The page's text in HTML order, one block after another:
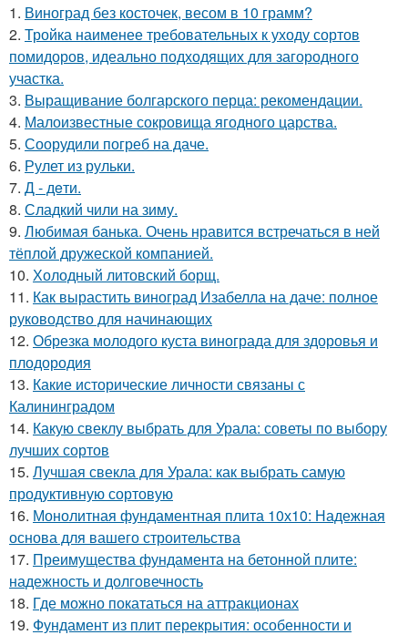
1. Виноград без косточек, весом в 10 грамм?
2. Тройка наименее требовательных к уходу сортов
помидоров, идеально подходящих для загородного
участка.
3. Выращивание болгарского перца: рекомендации.
4. Малоизвестные сокровища ягодного царства.
5. Соорудили погреб на даче.
6. Рулет из рульки.
7. Д - дeти.
8. Сладкий чили на зиму.
9. Любимая банька. Очень нравится встречаться в ней
тёплой дружеской компанией.
10. Холодный литовский борщ.
11. Как вырастить виноград Изабелла на даче: полное
руководство для начинающих
12. Обрезка молодого куста винограда для здоровья и
плодородия
13. Какие исторические личности связаны с
Калининградом
14. Какую свеклу выбрать для Урала: советы по выбору
лучших сортов
15. Лучшая свекла для Урала: как выбрать самую
продуктивную сортовую
16. Монолитная фундаментная плита 10х10: Надежная
основа для вашего строительства
17. Преимущества фундамента на бетонной плите:
надежность и долговечность
18. Где можно покататься на аттракционах
19. Фундамент из плит перекрытия: особенности и